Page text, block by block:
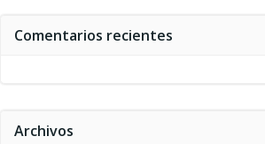
Comentarios recientes
Archivos